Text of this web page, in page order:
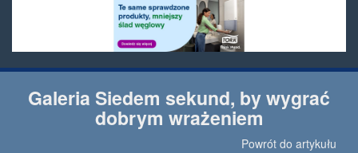
Galeria Siedem sekund, by wygrać
dobrym wrażeniem
Powrót do artykułu